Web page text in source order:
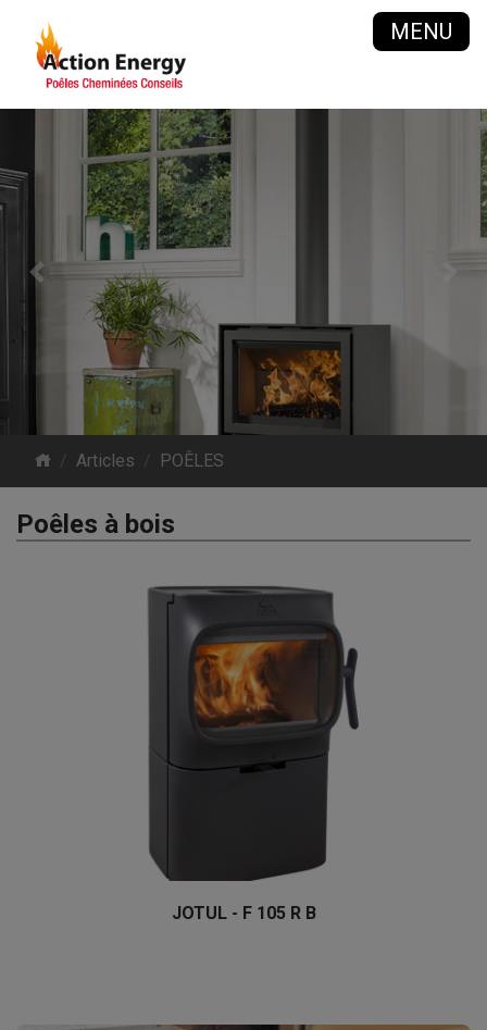
MENU
Previous
Articles POÊLES
Poêles à bois
JOTUL - F 105 R B